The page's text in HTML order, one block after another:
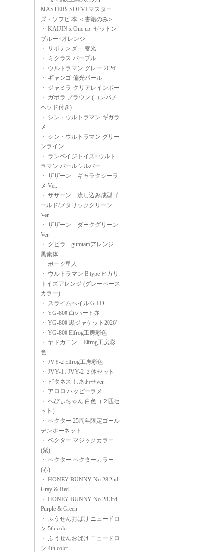
MASTERS SOFVI マスター
ズ・ソフビ 本 ＜書籍のみ＞
・ KAIJIN x One up. ゼットン
ブルー×オレンジ
・ サボテンダー 蓄光
・
ミクラス パープル
・ ウルトラマン グレー 2026'
・ ギャンゴ 偏光パール
・ ジャミラ クリアレインボー
・ ガボラ ブラウン (コンパチ
ヘッド付き)
・ シン・ウルトラマン ギガラ
メ
・ シン・ウルトラマン グリー
ンライン
・ ランペイジトイズ×ウルト
ラマン パールシルバー
・ ザザーン ギャラクシーラ
メ Ver.
・ ザザーン 流し込み成型ゴ
ールド/メタリックグリーン
Ver.
・ ザザーン ダークグリーン
Ver.
・ グビラ gumtaroアレンジ
黒素体
・ ボーグ星人
・ ウルトラマン B type ヒカリ
トイズアレンジ (グレーベース
カラー)
・ スライムペイル G.I.D
・ YG-800 白/ハート赤
・ YG-800 黒ジャケット2026'
・ YG-800 Elfrog工房彩色
・ ヤドカニン Elfrog工房彩
色
・ JVY-2 Elfrog工房彩色
・ JVY-1 / JVY-2 ２体セット
・
ビタネス しあわせver.
・ アロロ ハッピーラメ
・ へびぃちゃん 白色（２匹セ
ット）
・ ベクター 25周年限定ゴール
デンホーネット
・ ベクター マジックカラー
(紫)
・ ベクター ベクターカラー
(赤)
・ HONEY BUNNY No.28 2nd
Gray & Red
・ HONEY BUNNY No.28 3rd
Purple & Green
・ ふうせんおばけ ニュードロ
ン 5th color
・ ふうせんおばけ ニュードロ
ン 4th color